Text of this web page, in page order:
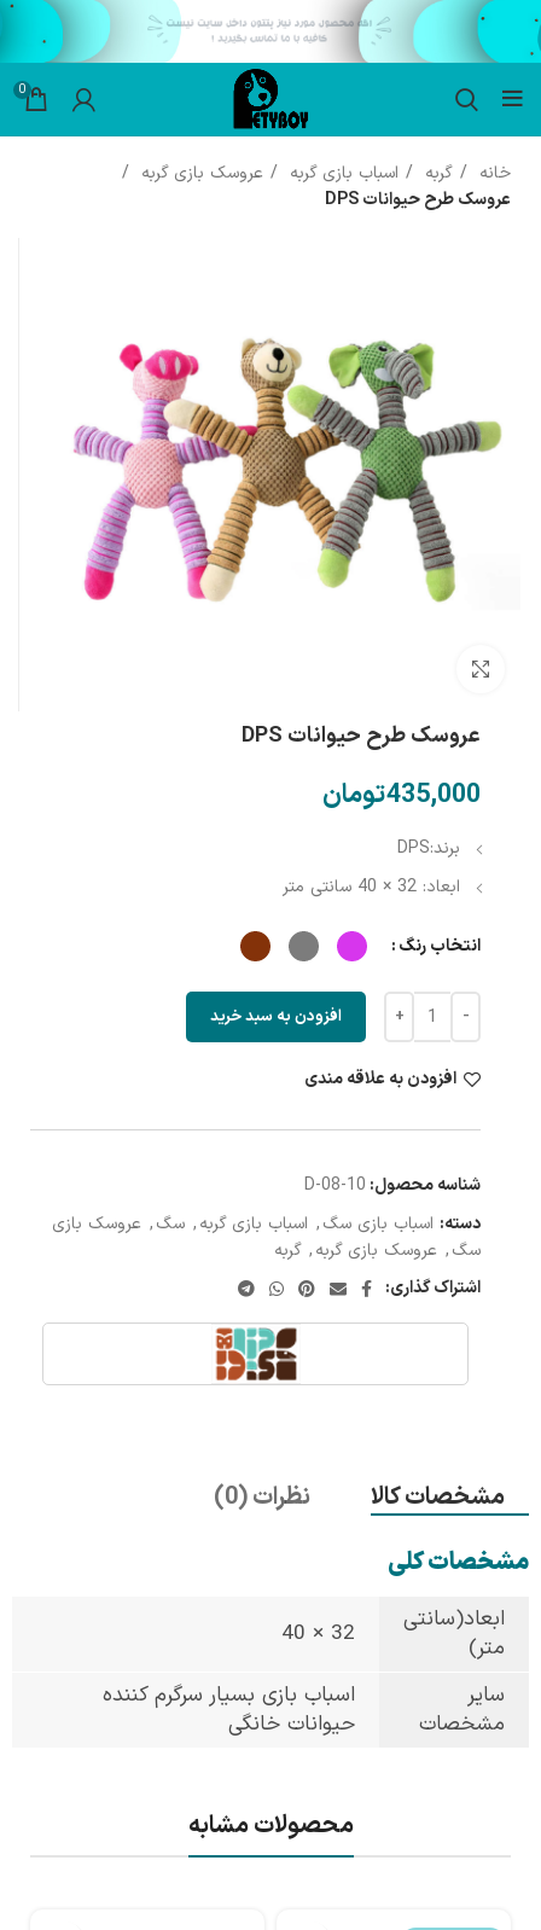
0
خانه گربه اسباب بازی گربه
عروسک بازی گربه
عروسک طرح حیوانات DPS
عروسک طرح حیوانات DPS
تومان
برند:DPS
ابعاد: 32 × 40 سانتی متر
انتخاب رنگ
افزودن به سبد خرید
افزودن به علاقه مندی
شناسه محصول: D-08-10
دسته: اسباب بازی سگ, اسباب بازی گربه, سگ, عروسک بازی
سگ, عروسک بازی گربه, گربه
اشتراک گذاری:
مشخصات کالا
نظرات (0)
مشخصات کلی
ابعاد(سانتی
متر)
32 × 40
سایر
مشخصات
اسباب بازی بسیار سرگرم کننده
حیوانات خانگی
محصولات مشابه